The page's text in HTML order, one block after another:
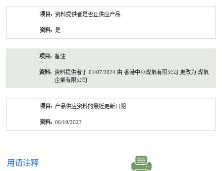
资料提供者是否正供应产品
是
备注
资料提供者于 01/07/2024 由 香港中華煤氣有限公司 更改为 煤氣
企業有限公司
产品供应资料的最近更新日期
06/10/2023
用语注释